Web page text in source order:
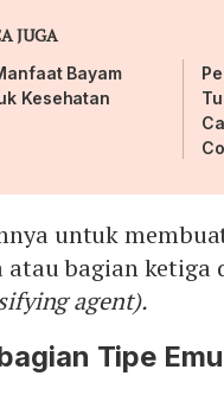
JUGA
Bayam
Kesehatan
untuk
atau bagian ketiga
agent).
Tipe